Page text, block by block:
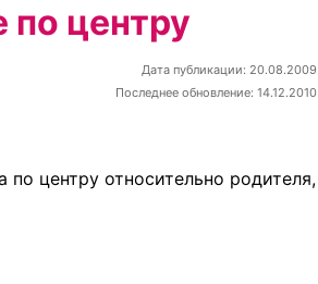
по центру
Дата публикации: 20.08.2009
Последнее обновление: 14.12.2010
по центру относительно родителя,